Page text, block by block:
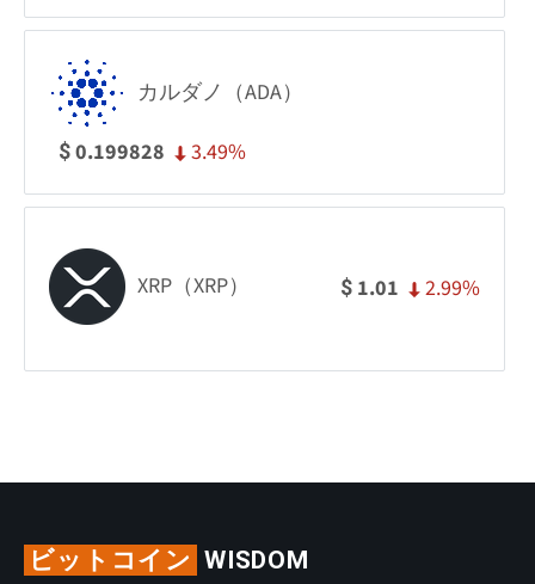
カルダノ（ADA）
$0.199828 3.49%
XRP（XRP） $ 1.01 2.99%
ビットコイン WISDOM